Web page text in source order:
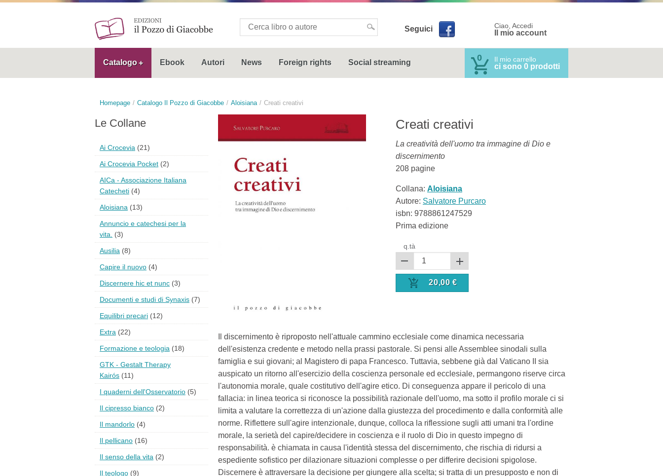
Seguici Ciao, Accedi
Il mio account
Catalogo Ebook Autori News Foreign rights Social streaming 0 Il mio carrello
ci sono 0 prodotti
Homepage Catalogo Il Pozzo di Giacobbe Aloisiana Creati creativi
Creati creativi
La creatività dell'uomo tra immagine di Dio e
discernimento
208 pagine
Collana: Aloisiana
Autore: Salvatore Purcaro
isbn: 9788861247529
Prima edizione
q.tà
20,00 €
Il discernimento è riproposto nell'attuale cammino ecclesiale come dinamica necessaria
dell'esistenza credente e metodo nella prassi pastorale. Si pensi alle Assemblee sinodali sulla
famiglia e sui giovani; al Magistero di papa Francesco. Tuttavia, sebbene già dal Vaticano II sia
auspicato un ritorno all'esercizio della coscienza personale ed ecclesiale, permangono riserve circa
l'autonomia morale, quale costitutivo dell'agire etico. Di conseguenza appare il pericolo di una
fallacia: in linea teorica si riconosce la possibilità razionale dell'uomo, ma sotto il profilo morale ci si
limita a valutare la correttezza di un'azione dalla giustezza del procedimento e dalla conformità alle
norme. Riflettere sull'agire intenzionale, dunque, colloca la riflessione sugli atti umani tra l'ordine
morale, la serietà del capire/decidere in coscienza e il ruolo di Dio in questo impegno di
responsabilità. è chiamata in causa l'identità stessa del discernimento, che rischia di ridursi a
espediente sofistico per dilazionare situazioni complesse o per differire decisioni spigolose.
Discernere è attraversare la decisione per giungere alla scelta; si tratta di un presupposto e non di
Le Collane
Ai Crocevia (21)
Ai Crocevia Pocket (2)
AICa - Associazione Italiana
Catecheti (4)
Aloisiana (13)
Annuncio e catechesi per la
vita.
(3)
Ausilia (8)
Capire il nuovo (4)
Discernere hic et nunc (3)
Documenti e studi di Synaxis (7)
Equilibri precari (12)
Extra (22)
Formazione e teologia (18)
GTK - Gestalt Therapy
Kairós (11)
I quaderni dell'Osservatorio (5)
Il cipresso bianco (2)
Il mandorlo (4)
Il pellicano (16)
Il senso della vita (2)
Il teologo (9)